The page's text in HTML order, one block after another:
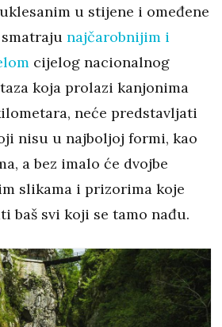
u stijene i omeđene
najčarobnijim i
cijelog nacionalnog
koja prolazi kanjonima
neće predstavljati
nisu u najboljoj formi, kao
a bez imalo će dvojbe
slikama i prizorima koje
baš svi koji se tamo nađu.